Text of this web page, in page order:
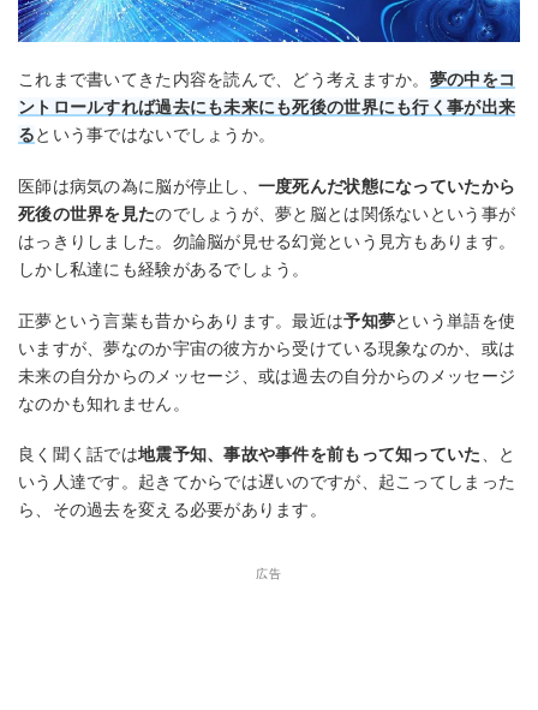
これまで書いてきた内容を読んで、どう考えますか。 夢の中をコ
ントロールすれば過去にも未来にも死後の世界にも行く事が出来
るという事ではないでしょうか。
医師は病気の為に脳が停止し、 一度死んだ状態になっていたから
死後の世界を見たのでしょうが、夢と脳とは関係ないという事が
はっきりしました。勿論脳が見せる幻覚という見方もあります。
しかし私達にも経験があるでしょう。
正夢という言葉も昔からあります。最近は予知夢という単語を使
いますが、夢なのか宇宙の彼方から受けている現象なのか、或は
未来の自分からのメッセージ、或は過去の自分からのメッセージ
なのかも知れません。
良く聞く話では地震予知、事故や事件を前もって知っていた 、と
いう人達です。起きてからでは遅いのですが、起こってしまった
ら、その過去を変える必要があります。
広告